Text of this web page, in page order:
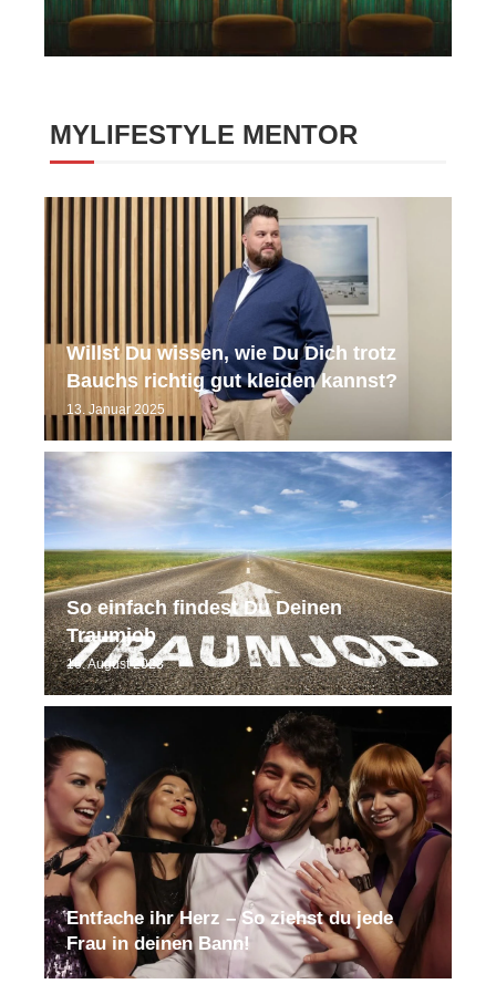
MYLIFESTYLE MENTOR
Willst Du wissen, wie Du Dich trotz
Bauchs richtig gut kleiden kannst?
13. Januar 2025
So einfach findest Du Deinen
Traumjob
16. August 2023
Entfache ihr Herz – So ziehst du jede
Frau in deinen Bann!